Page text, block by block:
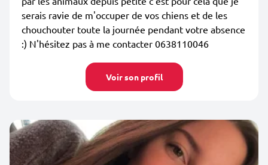
serais ravie de m'occuper de vos chiens et de les
chouchouter toute la journée pendant votre absence
:) N'hésitez pas à me contacter 0638110046
Voir son profil